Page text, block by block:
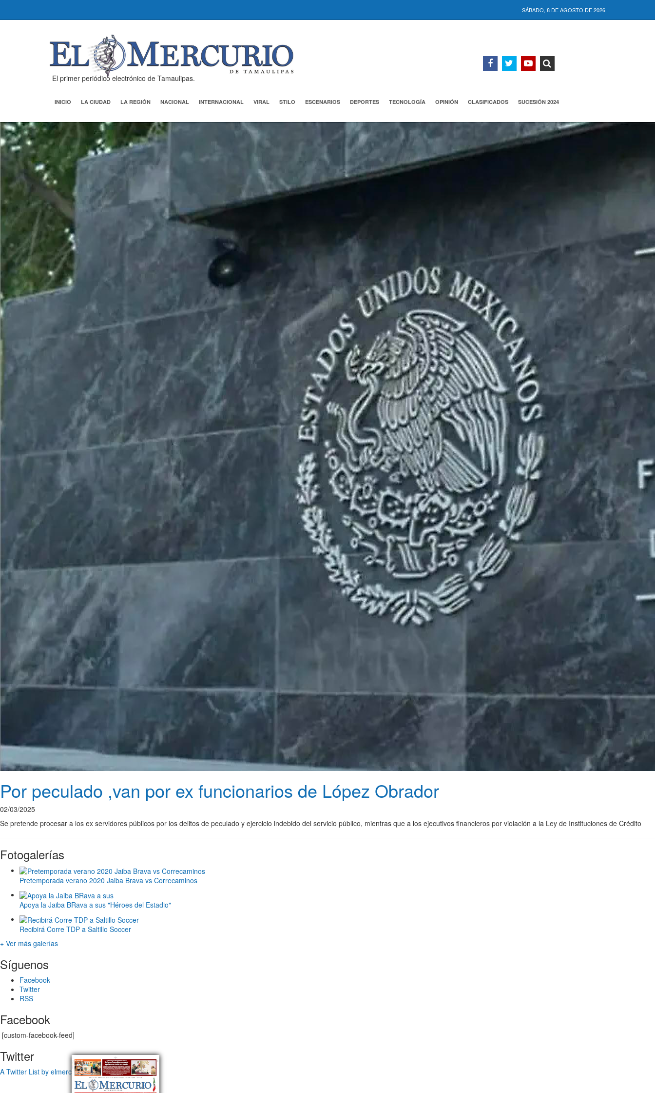
SÁBADO, 8 DE AGOSTO DE 2026
El primer periódico electrónico de Tamaulipas.
INICIO LA CIUDAD LA REGIÓN NACIONAL INTERNACIONAL VIRAL STILO ESCENARIOS DEPORTES TECNOLOGÍA OPINIÓN CLASIFICADOS SUCESIÓN 2024
Por peculado ,van por ex funcionarios de López Obrador
02/03/2025
Se pretende procesar a los ex servidores públicos por los delitos de peculado y ejercicio indebido del servicio público, mientras que a los ejecutivos financieros por violación a la Ley de Instituciones de Crédito
Fotogalerías
Pretemporada verano 2020 Jaiba Brava vs Correcaminos
Apoya la Jaiba BRava a sus "Héroes del Estadio"
Recibirá Corre TDP a Saltillo Soccer
+ Ver más galerías
Síguenos
Facebook
Twitter
RSS
Facebook
[custom-facebook-feed]
Twitter
A Twitter List by elmercuriotam